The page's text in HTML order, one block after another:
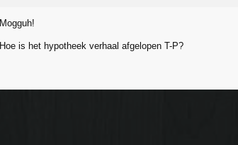
Mogguh!
Hoe is het hypotheek verhaal afgelopen T-P?